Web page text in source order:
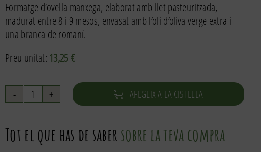
Formatge d’ovella manxega, elaborat amb llet pasteuritzada,
madurat entre 8 i 9 mesos, envasat amb l’oli d’oliva verge extra i
una branca de romaní.
Preu unitat: 13,25€
quantitat
Formatge
en
AFEGEIX A LA CISTELLA
Tot el que has de saber sobre la teva compra